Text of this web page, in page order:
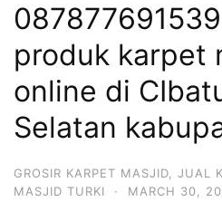
produk karpet
online di
Selatan
GROSIR KARPET MASJID JUAL
MASJID TURKI
· MARCH 30,